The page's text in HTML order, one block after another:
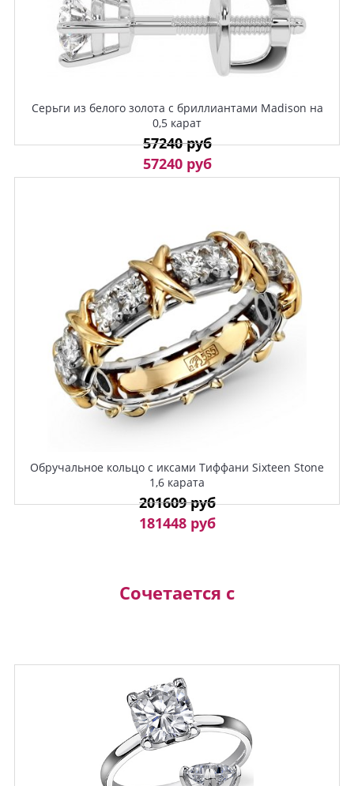
Серьги из белого золота с бриллиантами Madison на
0,5 карат
57240 руб
57240 руб
Обручальное кольцо с иксами Тиффани Sixteen Stone
1,6 карата
201609 руб
181448 руб
Сочетается с